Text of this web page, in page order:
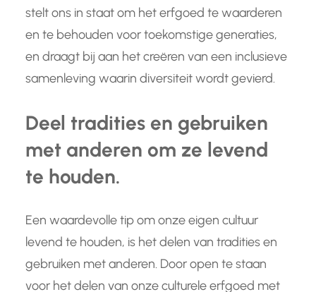
stelt ons in staat om het erfgoed te waarderen
en te behouden voor toekomstige generaties,
en draagt bij aan het creëren van een inclusieve
samenleving waarin diversiteit wordt gevierd.
Deel tradities en gebruiken
met anderen om ze levend
te houden.
Een waardevolle tip om onze eigen cultuur
levend te houden, is het delen van tradities en
gebruiken met anderen. Door open te staan
voor het delen van onze culturele erfgoed met